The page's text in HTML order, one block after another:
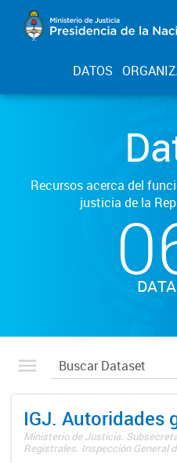
DATOS
Recursos acerca del
justicia de la
IGJ. Autoridades
Ministerio de Justicia.
Registrales. Inspección General